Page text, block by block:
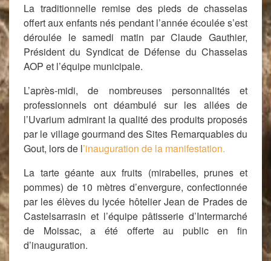
La traditionnelle remise des pieds de chasselas
offert aux enfants nés pendant l’année écoulée s’est
déroulée le samedi matin par Claude Gauthier,
Président du Syndicat de Défense du Chasselas
AOP et l’équipe municipale.
L’après-midi, de nombreuses personnalités et
professionnels ont déambulé sur les allées de
l’Uvarium admirant la qualité des produits proposés
par le village gourmand des Sites Remarquables du
Gout, lors de l’inauguration de la manifestation.
La tarte géante aux fruits (mirabelles, prunes et
pommes) de 10 mètres d’envergure, confectionnée
par les élèves du lycée hôtelier Jean de Prades de
Castelsarrasin et l’équipe pâtisserie d’Intermarché
de Moissac, a été offerte au public en fin
d’inauguration.